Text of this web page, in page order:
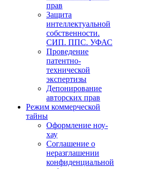
прав
Защита
интеллектуальной
собственности.
СИП. ППС. УФАС
Проведение
патентно-
технической
экспертизы
Депонирование
авторских прав
Режим коммерческой
тайны
Оформление ноу-
хау
Соглашение о
неразглашении
конфиденциальной